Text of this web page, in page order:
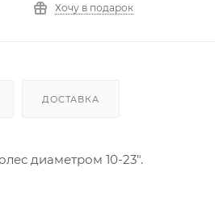
Хочу в подарок
ДОСТАВКА
диаметром 10-23".